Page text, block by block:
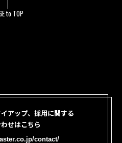
to TOP
アップ、採用に関する
せはこちら
contact/